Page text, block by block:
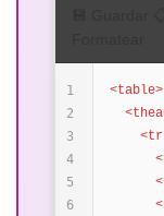
1
2
3
4
5
6
<table>
<tr